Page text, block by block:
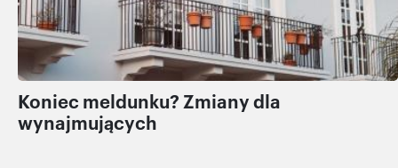
Koniec meldunku? Zmiany dla
wynajmujących